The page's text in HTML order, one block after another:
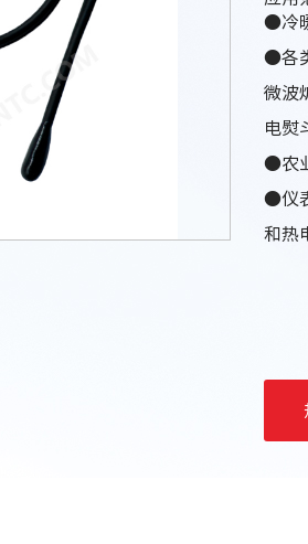
●冷
●各
微波
电熨
●农
●仪
和热